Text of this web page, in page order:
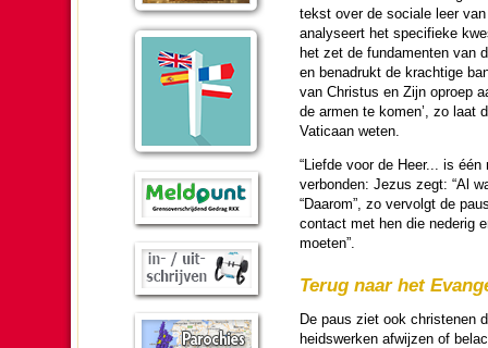
tekst over de sociale leer
analyseert het spe­ci­fie­ke
het zet de fun­da­men­ten van
en bena­drukt de krach­tige
van Christus en Zijn oproep
de armen te komen’, zo laat
Vati­caan weten.
“Liefde voor de Heer... is
verbon­den: Jezus zegt: “Al
“Daarom”, zo ver­volgt de
contact met hen die nederig
moe­ten”.
Terug naar het
De paus ziet ook chris­te­nen
heids­werken afwijzen of